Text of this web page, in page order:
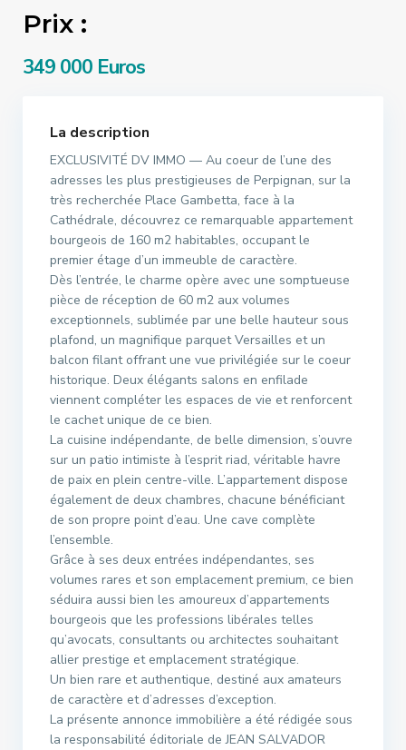
Prix :
349 000 Euros
La description
EXCLUSIVITÉ DV IMMO — Au coeur de l’une des
adresses les plus prestigieuses de Perpignan, sur la
très recherchée Place Gambetta, face à la
Cathédrale, découvrez ce remarquable appartement
bourgeois de 160 m2 habitables, occupant le
premier étage d’un immeuble de caractère.
Dès l’entrée, le charme opère avec une somptueuse
pièce de réception de 60 m2 aux volumes
exceptionnels, sublimée par une belle hauteur sous
plafond, un magnifique parquet Versailles et un
balcon filant offrant une vue privilégiée sur le coeur
historique. Deux élégants salons en enfilade
viennent compléter les espaces de vie et renforcent
le cachet unique de ce bien.
La cuisine indépendante, de belle dimension, s’ouvre
sur un patio intimiste à l’esprit riad, véritable havre
de paix en plein centre-ville. L’appartement dispose
également de deux chambres, chacune bénéficiant
de son propre point d’eau. Une cave complète
l’ensemble.
Grâce à ses deux entrées indépendantes, ses
volumes rares et son emplacement premium, ce bien
séduira aussi bien les amoureux d’appartements
bourgeois que les professions libérales telles
qu’avocats, consultants ou architectes souhaitant
allier prestige et emplacement stratégique.
Un bien rare et authentique, destiné aux amateurs
de caractère et d’adresses d’exception.
La présente annonce immobilière a été rédigée sous
la responsabilité éditoriale de JEAN SALVADOR